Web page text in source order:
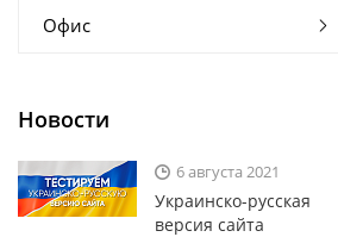
Офис
Новости
6 августа 2021
Украинско-русская
версия сайта